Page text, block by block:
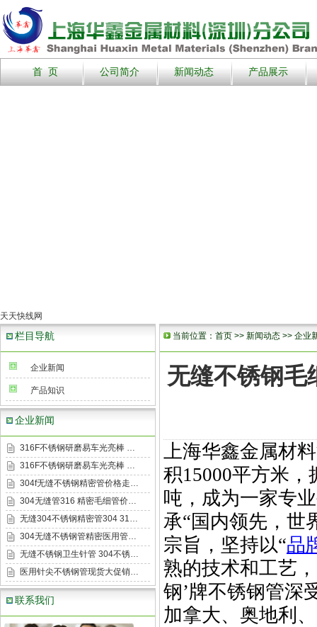
首 页 公司简介 新闻动态 产品展示
天天快线网
栏目导航
企业新闻
产品知识
企业新闻
316F不锈钢研磨易车光亮棒 …
316F不锈钢研磨易车光亮棒 …
304f无缝不锈钢精密管价格走…
304无缝管316 精密毛细管价…
无缝304不锈钢精密管304 31…
304无缝不锈钢管精密医用管…
无缝不锈钢卫生针管 304不锈…
医用针尖不锈钢管现货大促销…
联系我们
当前位置： 首页 >> 新闻动态 >> 企业
无缝不锈钢毛
上海华鑫金属材
积15000平方米，
吨，成为一家专
承“国内领先，世
宗旨，坚持以“品
熟的技术和工艺
钢’牌不锈钢管深
加拿大、奥地利